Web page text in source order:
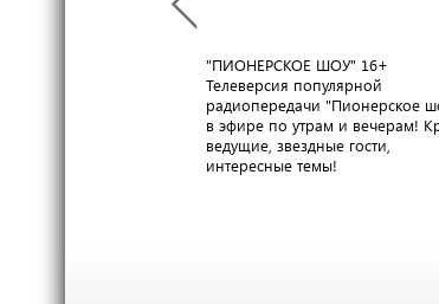
"ПИОНЕРСКОЕ ШОУ" 16+
Телеверсия популярной
радиопередачи "Пионерское
в эфире по утрам и вечерам!
ведущие, звездные гости,
интересные темы!